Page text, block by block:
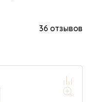
36 отзывов